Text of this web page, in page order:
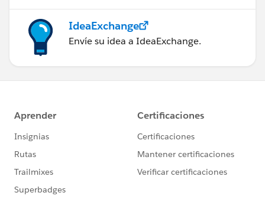
IdeaExchange
Envíe su idea a IdeaExchange.